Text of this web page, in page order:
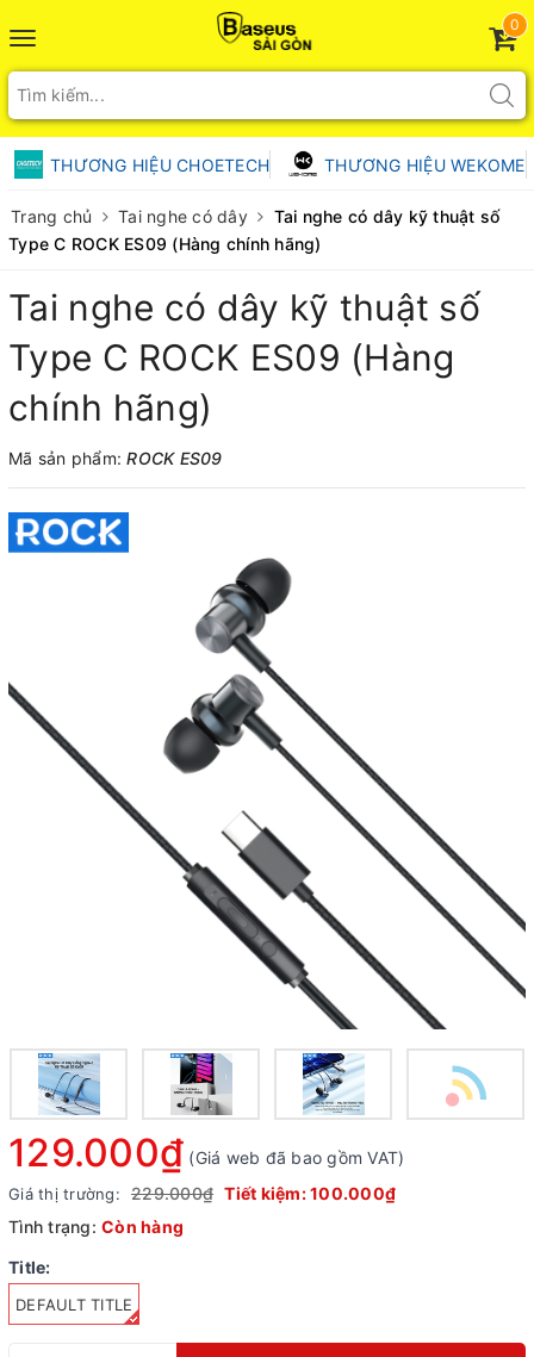
Toggle
navigation
0
THƯƠNG HIỆU CHOETECH THƯƠNG HIỆU WEKOME
Trang chủ Tai nghe có dây
Tai nghe có dây kỹ thuật số
Type C ROCK ES09 (Hàng chính hãng)
Tai nghe có dây kỹ thuật số
Type C ROCK ES09 (Hàng
chính hãng)
Mã sản phẩm:ROCK ES09
129.000₫ (Giá web đã bao gồm VAT)
Giá thị trường: 229.000₫ Tiết kiệm:100.000₫
Tình trạng: Còn hàng
Title:
DEFAULT TITLE